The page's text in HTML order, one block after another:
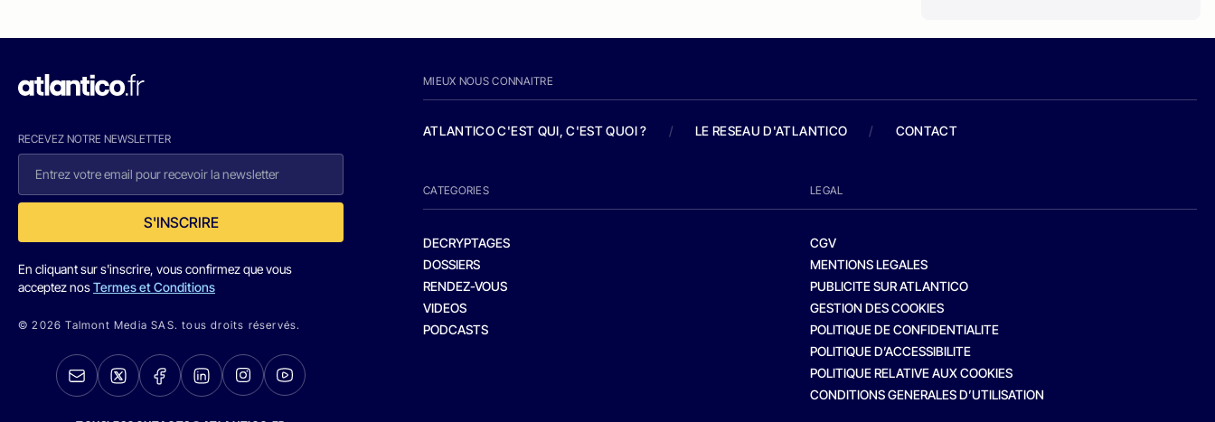
RECEVEZ NOTRE NEWSLETTER
S'INSCRIRE
En cliquant sur s'inscrire, vous confirmez que vous
acceptez nosTermes et Conditions
© 2026 Talmont Media SAS. tous droits réservés.
MIEUX NOUS CONNAITRE
ATLANTICO C'EST QUI, C'EST QUOI ? / LE RESEAU D'ATLANTICO / CONTACT
CATEGORIES
DECRYPTAGES
DOSSIERS
RENDEZ-VOUS
VIDEOS
PODCASTS
LEGAL
CGV
MENTIONS LEGALES
PUBLICITE SUR ATLANTICO
GESTION DES COOKIES
POLITIQUE DE CONFIDENTIALITE
POLITIQUE D’ACCESSIBILITE
POLITIQUE RELATIVE AUX COOKIES
CONDITIONS GENERALES D’UTILISATION